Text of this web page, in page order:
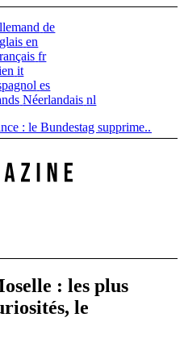
de
en
fr
it
es
Néerlandais nl
Bundestag supprime...Valeur
: les plus
le